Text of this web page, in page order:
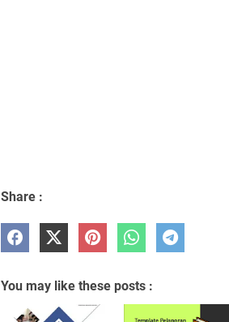
Share :
You may like these posts :